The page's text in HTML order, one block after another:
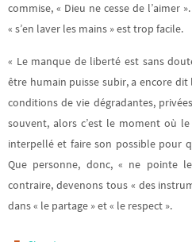
commise, « Dieu ne cesse de l’aimer
« s’en laver les mains » est trop facile.
« Le manque de liberté est sans
être humain puisse subir, a encore dit
conditions de vie dégradantes,
souvent, alors c’est le moment où
interpellé et faire son possible pour
Que personne, donc, « ne pointe
contraire, devenons tous « des
dans « le partage » et « le respect ».